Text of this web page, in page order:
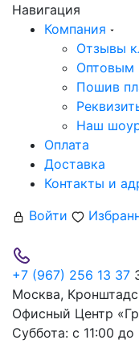
Навигация
Компания
Отзывы
Оптовым
Пошив
Реквизиты
Наш
Оплата
Доставка
Контакты и
Войти
+7 (967) 256 13 37
Москва,
Офисный Центр
Суббота: с 11:00 до